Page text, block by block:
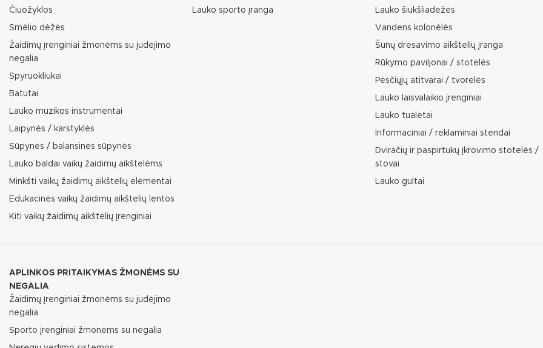
Čiuožyklos
Smėlio dėžės
Žaidimų įrenginiai žmonėms su judėjimo
negalia
Spyruokliukai
Batutai
Lauko muzikos instrumentai
Laipynės / karstyklės
Sūpynės / balansinės sūpynės
Lauko baldai vaikų žaidimų aikštelėms
Minkšti vaikų žaidimų aikštelių elementai
Edukacinės vaikų žaidimų aikštelių lentos
Kiti vaikų žaidimų aikštelių įrenginiai
Lauko sporto įranga Lauko šiukšliadėžės
Vandens kolonėlės
Šunų dresavimo aikštelių įranga
Rūkymo paviljonai / stotelės
Pėsčiųjų atitvarai / tvorelės
Lauko laisvalaikio įrenginiai
Lauko tualetai
Informaciniai / reklaminiai stendai
Dviračių ir paspirtukų įkrovimo stotelės /
stovai
Lauko gultai
APLINKOS PRITAIKYMAS ŽMONĖMS SU
NEGALIA
Žaidimų įrenginiai žmonėms su judėjimo
negalia
Sporto įrenginiai žmonėms su negalia